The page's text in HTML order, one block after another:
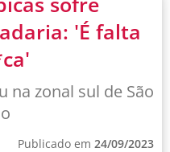
'É falta
na zonal sul de São
Publicado em 24/09/2023